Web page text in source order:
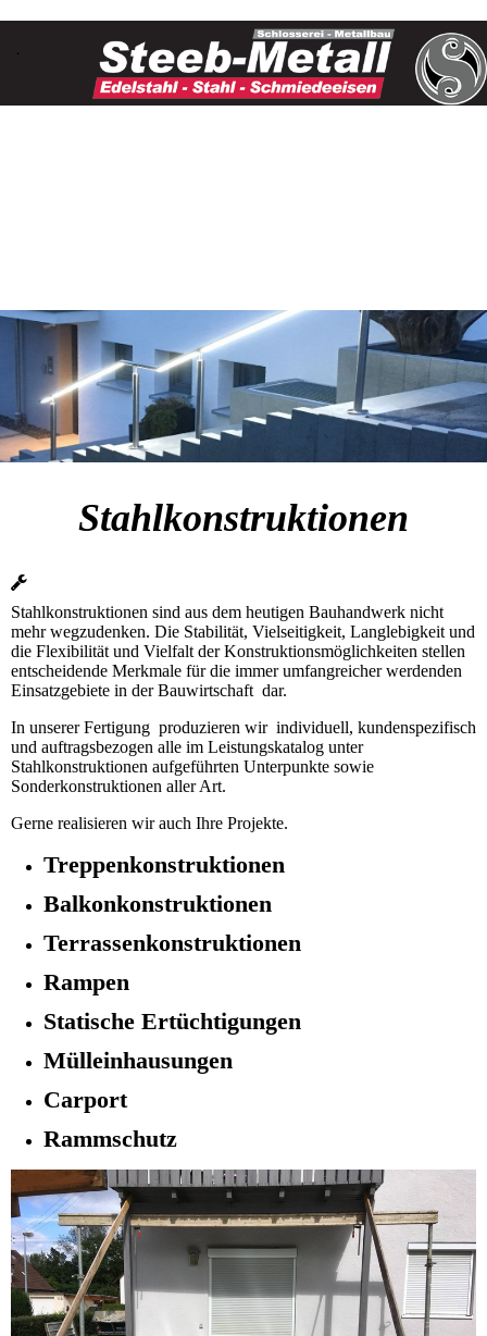
Stahlkonstruktionen
Stahlkonstruktionen sind aus dem heutigen Bauhandwerk nicht
mehr wegzudenken. Die Stabilität, Vielseitigkeit, Langlebigkeit und
die Flexibilität und Vielfalt der Konstruktionsmöglichkeiten stellen
entscheidende Merkmale für die immer umfangreicher werdenden
Einsatzgebiete in der Bauwirtschaft dar.
In unserer Fertigung produzieren wir individuell, kundenspezifisch
und auftragsbezogen alle im Leistungskatalog unter
Stahlkonstruktionen aufgeführten Unterpunkte sowie
Sonderkonstruktionen aller Art.
Gerne realisieren wir auch Ihre Projekte.
Treppenkonstruktionen
Balkonkonstruktionen
Terrassenkonstruktionen
Rampen
Statische Ertüchtigungen
Mülleinhausungen
Carport
Rammschutz